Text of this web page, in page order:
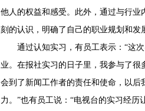
他人的权益和感受。此外，通过与行
刻的认识，明确了自己的职业规划和发
通过认知实习，有员工表示：“这
业。在报社实习的日子里，我参与了
会到了新闻工作者的责任和使命，以
力。”也有员工说：“电视台的实习经